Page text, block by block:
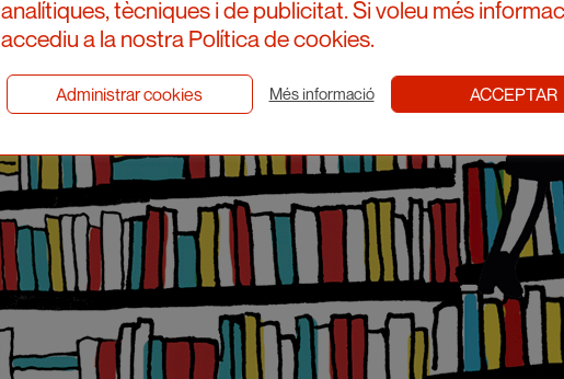
analítiques, tècniques i de publicitat. Si voleu més
accediu a la nostra Política de cookies.
Administrar cookies Més informació ACCEPTAR